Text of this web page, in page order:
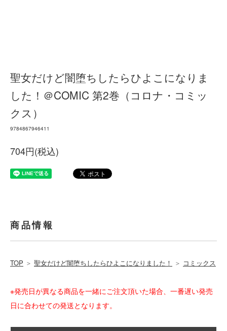
聖女だけど闇堕ちしたらひよこになりま
した！＠COMIC 第2巻（コロナ・コミッ
クス）
9784867946411
704円(税込)
商品情報
TOP ＞ 聖女だけど闇堕ちしたらひよこになりました！ ＞ コミックス
※発売日が異なる商品を一緒にご注文頂いた場合、一番遅い発売
日に合わせての発送となります。